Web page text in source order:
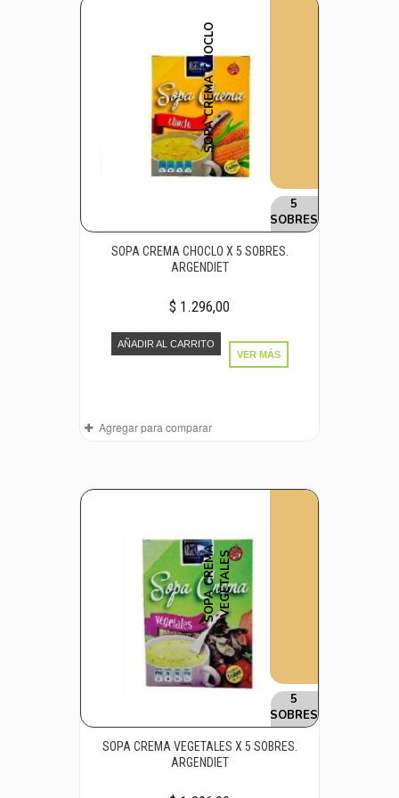
SOPA CREMA CHOCLO
5
SOBRES
SOPA CREMA CHOCLO X 5 SOBRES.
ARGENDIET
$ 1.296,00
AÑADIR AL CARRITO
VER MÁS
Agregar para comparar
S
O
P
A
C
R
E
M
A
V
E
G
E
T
A
L
ES
5
SOBRES
SOPA CREMA VEGETALES X 5 SOBRES.
ARGENDIET